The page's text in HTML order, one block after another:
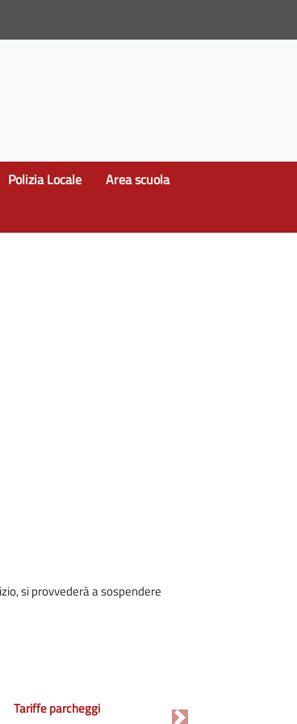
Polizia Locale
Area scuola
si provvederà a sospendere
Tariffe parcheggi